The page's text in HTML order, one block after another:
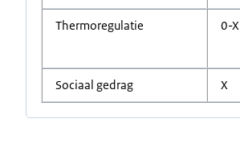
Thermoregulatie 0-X
Sociaal gedrag X